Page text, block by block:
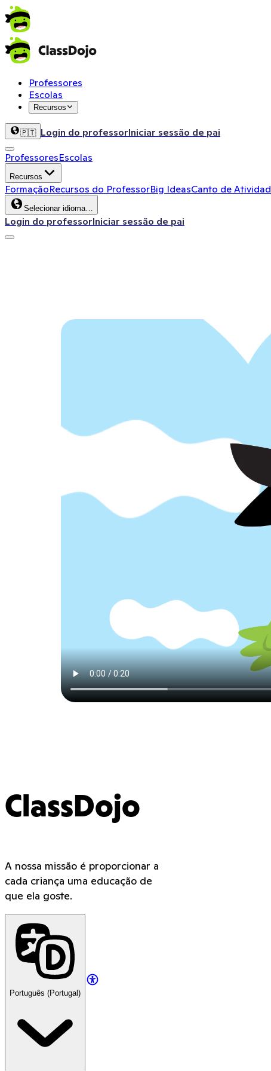
Professores
Escolas
Recursos
🇵🇹 Login do professorIniciar sessão de pai
ProfessoresEscolas
Recursos
FormaçãoRecursos do ProfessorBig IdeasCanto de
Selecionar idioma…
Login do professorIniciar sessão de pai
ClassDojo
A nossa missão é proporcionar a
cada criança uma educação de
que ela goste.
Português (Portugal)